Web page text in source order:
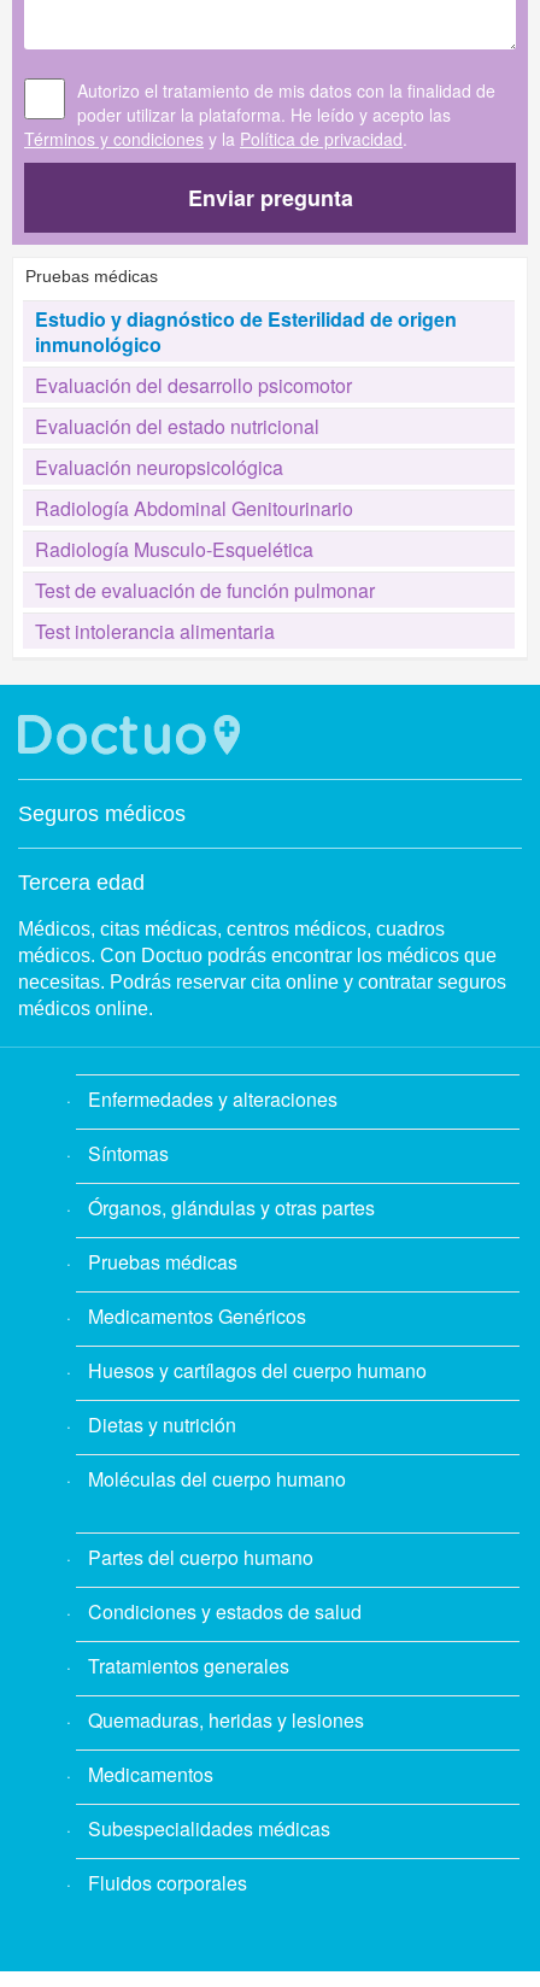
Autorizo el tratamiento de mis datos con la finalidad de
poder utilizar la plataforma. He leído y acepto las
Términos y condiciones y la Política de privacidad.
Enviar pregunta
Pruebas médicas
Estudio y diagnóstico de Esterilidad de origen
inmunológico
Evaluación del desarrollo psicomotor
Evaluación del estado nutricional
Evaluación neuropsicológica
Radiología Abdominal Genitourinario
Radiología Musculo-Esquelética
Test de evaluación de función pulmonar
Test intolerancia alimentaria
Seguros médicos
Tercera edad
Médicos, citas médicas, centros médicos, cuadros
médicos. Con Doctuo podrás encontrar los médicos que
necesitas. Podrás reservar cita online y contratar seguros
médicos online.
Enfermedades y alteraciones
Síntomas
Órganos, glándulas y otras partes
Pruebas médicas
Medicamentos Genéricos
Huesos y cartílagos del cuerpo humano
Dietas y nutrición
Moléculas del cuerpo humano
Partes del cuerpo humano
Condiciones y estados de salud
Tratamientos generales
Quemaduras, heridas y lesiones
Medicamentos
Subespecialidades médicas
Fluidos corporales